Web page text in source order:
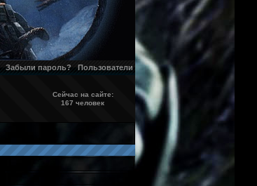
Забыли пароль? Пользователи
Сейчас на сайте:
167 человек